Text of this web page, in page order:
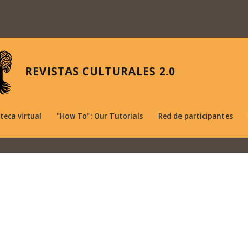
REVISTAS CULTURALES 2.0
virtual "How To": Our Tutorials Red de participantes